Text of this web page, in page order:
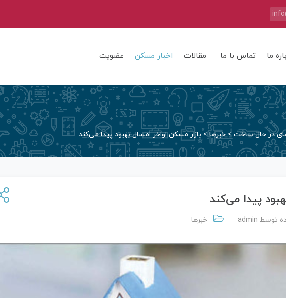
ما تماس با ما مقالات اخبار مسکن عضویت
>خبرها> بازار مسکن اواخر امسال بهبود پیدا می‌کند
پیدا می‌کند
توسط admin خبرها